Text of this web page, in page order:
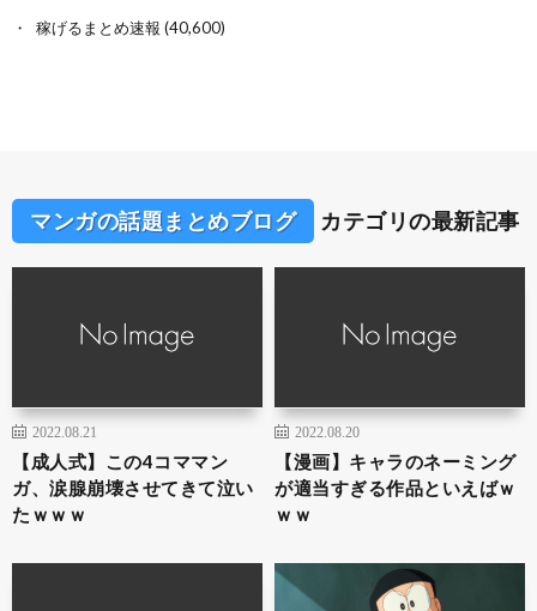
稼げるまとめ速報 (40,600)
マンガの話題まとめブログ カテゴリの最新記事
2022.08.21
【成人式】この4コママン
ガ、涙腺崩壊させてきて泣い
たｗｗｗ
2022.08.20
【漫画】キャラのネーミング
が適当すぎる作品といえばｗ
ｗｗ